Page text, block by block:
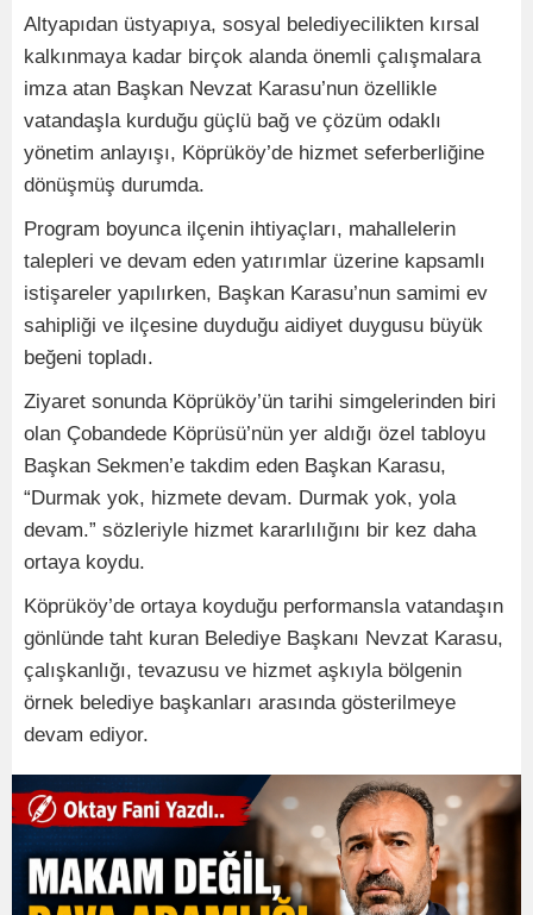
Altyapıdan üstyapıya, sosyal belediyecilikten kırsal
kalkınmaya kadar birçok alanda önemli çalışmalara
imza atan Başkan Nevzat Karasu’nun özellikle
vatandaşla kurduğu güçlü bağ ve çözüm odaklı
yönetim anlayışı, Köprüköy’de hizmet seferberliğine
dönüşmüş durumda.
Program boyunca ilçenin ihtiyaçları, mahallelerin
talepleri ve devam eden yatırımlar üzerine kapsamlı
istişareler yapılırken, Başkan Karasu’nun samimi ev
sahipliği ve ilçesine duyduğu aidiyet duygusu büyük
beğeni topladı.
Ziyaret sonunda Köprüköy’ün tarihi simgelerinden biri
olan Çobandede Köprüsü’nün yer aldığı özel tabloyu
Başkan Sekmen’e takdim eden Başkan Karasu,
“Durmak yok, hizmete devam. Durmak yok, yola
devam.” sözleriyle hizmet kararlılığını bir kez daha
ortaya koydu.
Köprüköy’de ortaya koyduğu performansla vatandaşın
gönlünde taht kuran Belediye Başkanı Nevzat Karasu,
çalışkanlığı, tevazusu ve hizmet aşkıyla bölgenin
örnek belediye başkanları arasında gösterilmeye
devam ediyor.